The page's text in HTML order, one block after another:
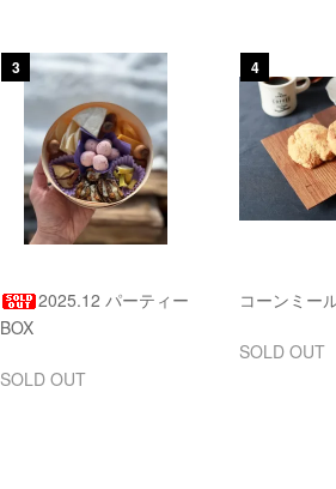
3
2025.12 パーティー
BOX
SOLD OUT
4
コーンミー
SOLD OUT